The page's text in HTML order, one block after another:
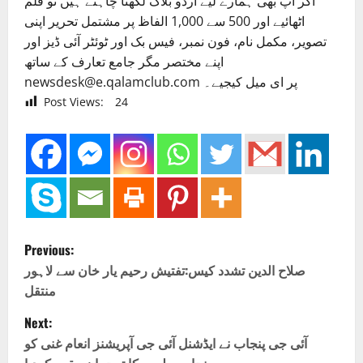
اٹھائیے اور 500 سے 1,000 الفاظ پر مشتمل تحریر اپنی
تصویر، مکمل نام، فون نمبر، فیس بک اور ٹوئٹر آئی ڈیز اور
اپنے مختصر مگر جامع تعارف کے ساتھ
newsdesk@e.qalamclub.com پر ای میل کیجیے۔
Post Views: 24
P
o
s
t
Previous:
صلاح الدین تشدد کیس:تفتیش رحیم یار خان سے لاہور
منتقل
Next:
آئی جی پنجاب نے ایڈشنل آئی جی آپریشنز انعام غنی کو